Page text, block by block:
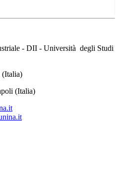
- DII - Università degli Studi
(Italia)
(Italia)